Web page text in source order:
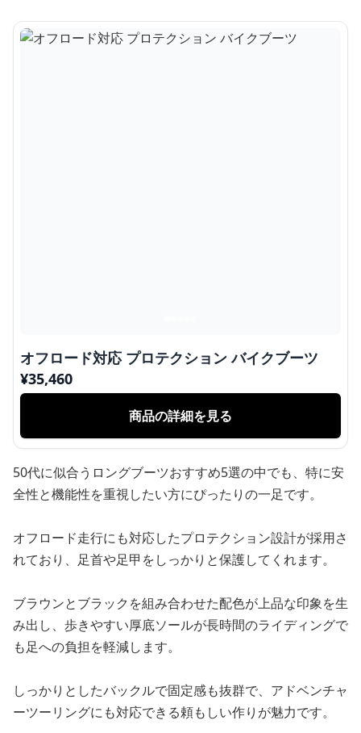
オフロード対応 プロテクション バイクブーツ
¥35,460
商品の詳細を見る
50代に似合うロングブーツおすすめ5選の中でも、特に安
全性と機能性を重視したい方にぴったりの一足です。
オフロード走行にも対応したプロテクション設計が採用さ
れており、足首や足甲をしっかりと保護してくれます。
ブラウンとブラックを組み合わせた配色が上品な印象を生
み出し、歩きやすい厚底ソールが長時間のライディングで
も足への負担を軽減します。
しっかりとしたバックルで固定感も抜群で、アドベンチャ
ーツーリングにも対応できる頼もしい作りが魅力です。